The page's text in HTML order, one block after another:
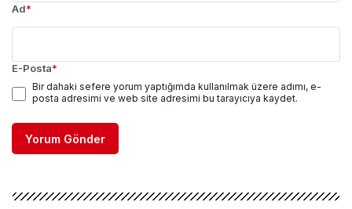
Ad*
E-Posta*
Bir dahaki sefere yorum yaptığımda kullanılmak üzere adımı, e-
posta adresimi ve web site adresimi bu tarayıcıya kaydet.
Yorum Gönder